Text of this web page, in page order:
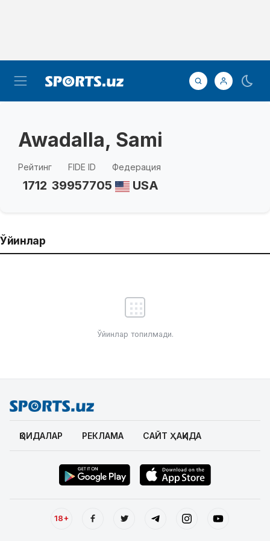
Awadalla, Sami
Рейтинг
1712
FIDE ID
39957705
Федерация
USA
Ўйинлар
Ўйинлар топилмади.
ҚОИДАЛАР РЕКЛАМА САЙТ ҲАҚИДА
18+